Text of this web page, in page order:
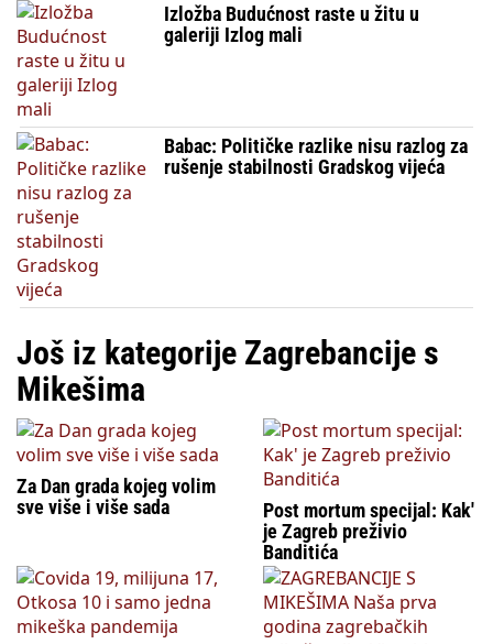
Izložba Budućnost raste u žitu u
galeriji Izlog mali
Babac: Političke razlike nisu razlog za
rušenje stabilnosti Gradskog vijeća
Još iz kategorije Zagrebancije s
Mikešima
Za Dan grada kojeg volim
sve više i više sada
Post mortum specijal: Kak'
je Zagreb preživio
Banditića